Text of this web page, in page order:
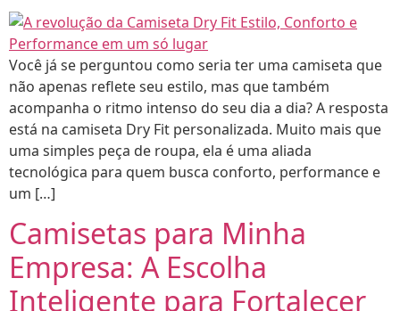
Você já se perguntou como seria ter uma camiseta que
não apenas reflete seu estilo, mas que também
acompanha o ritmo intenso do seu dia a dia? A resposta
está na camiseta Dry Fit personalizada. Muito mais que
uma simples peça de roupa, ela é uma aliada
tecnológica para quem busca conforto, performance e
um […]
Camisetas para Minha
Empresa: A Escolha
Inteligente para Fortalecer